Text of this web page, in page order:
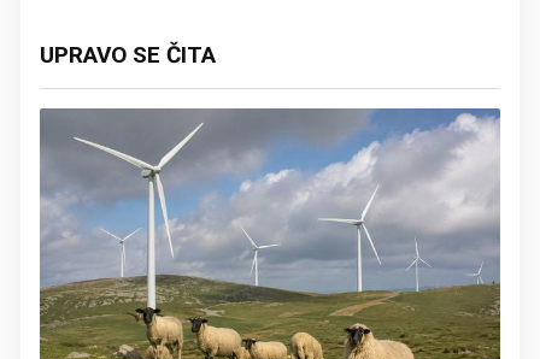
UPRAVO SE ČITA